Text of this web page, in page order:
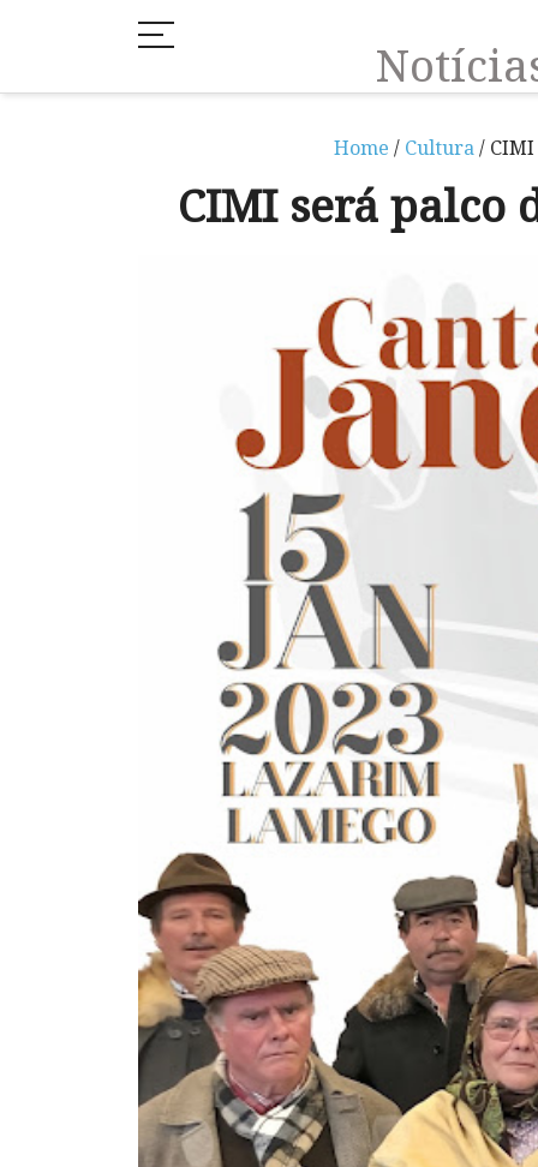
Home / Cultura/ CIMI
CIMI será palco